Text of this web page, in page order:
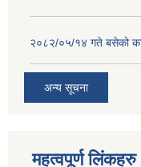
२०८२/०५/१४ गते बसेको
अन्य सूचना
महत्वपूर्ण लिंकहरु